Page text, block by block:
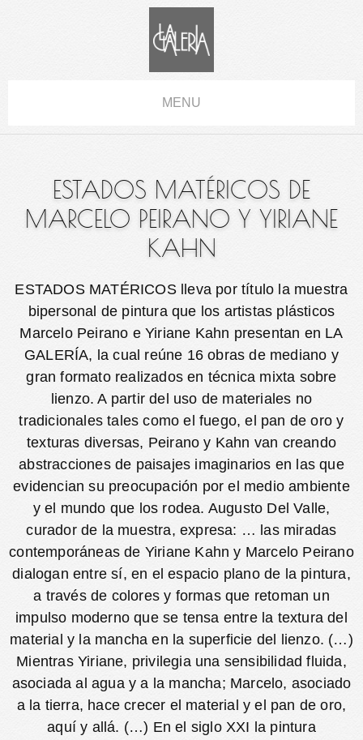
MENU
ESTADOS MATÉRICOS DE
MARCELO PEIRANO Y YIRIANE
KAHN
ESTADOS MATÉRICOS lleva por título la muestra
bipersonal de pintura que los artistas plásticos
Marcelo Peirano e Yiriane Kahn presentan en LA
GALERÍA, la cual reúne 16 obras de mediano y
gran formato realizados en técnica mixta sobre
lienzo. A partir del uso de materiales no
tradicionales tales como el fuego, el pan de oro y
texturas diversas, Peirano y Kahn van creando
abstracciones de paisajes imaginarios en las que
evidencian su preocupación por el medio ambiente
y el mundo que los rodea. Augusto Del Valle,
curador de la muestra, expresa: … las miradas
contemporáneas de Yiriane Kahn y Marcelo Peirano
dialogan entre sí, en el espacio plano de la pintura,
a través de colores y formas que retoman un
impulso moderno que se tensa entre la textura del
material y la mancha en la superficie del lienzo. (…)
Mientras Yiriane, privilegia una sensibilidad fluida,
asociada al agua y a la mancha; Marcelo, asociado
a la tierra, hace crecer el material y el pan de oro,
aquí y allá. (…) En el siglo XXI la pintura